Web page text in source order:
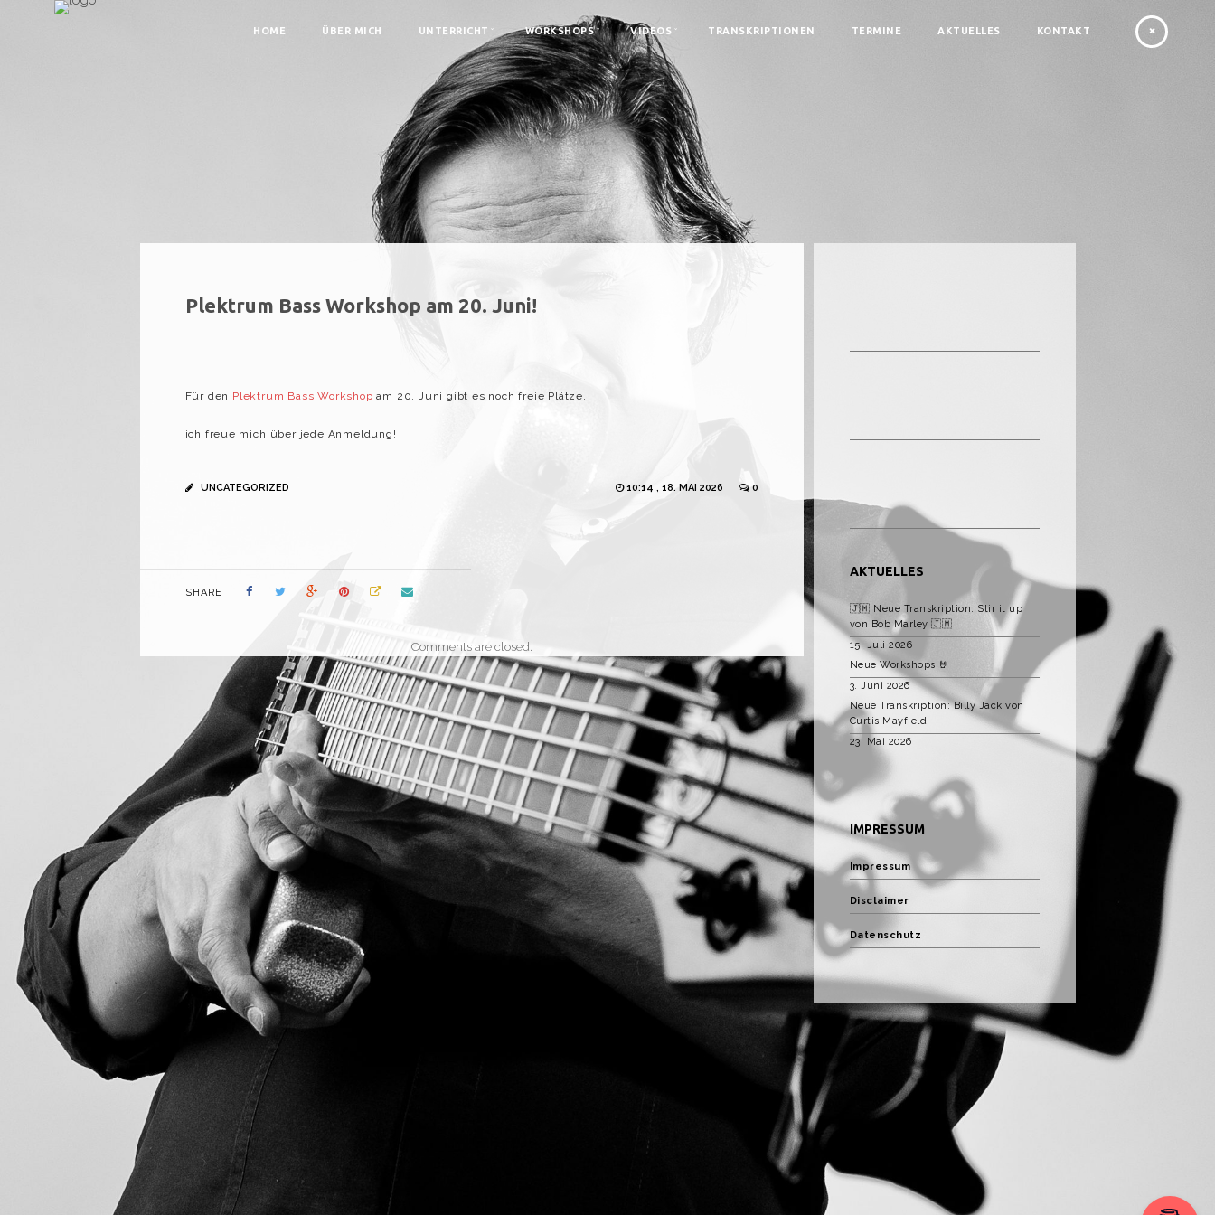
HOME ÜBER MICH UNTERRICHT WORKSHOPS VIDEOS TRANSKRIPTIONEN TERMINE AKTUELLES KONTAKT
Plektrum Bass Workshop am 20. Juni!
Für den Plektrum Bass Workshop am 20. Juni gibt es noch freie Plätze,
ich freue mich über jede Anmeldung!
UNCATEGORIZED 10:14 , 18. MAI 2026 0
SHARE
Comments are closed.
AKTUELLES
🇯🇲 Neue Transkription: Stir it up
von Bob Marley 🇯🇲
15. Juli 2026
Neue Workshops!🤘
3. Juni 2026
Neue Transkription: Billy Jack von
Curtis Mayfield
23. Mai 2026
IMPRESSUM
Impressum
Disclaimer
Datenschutz